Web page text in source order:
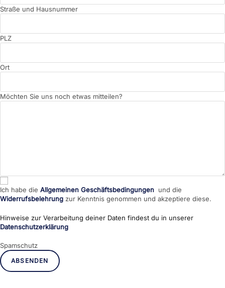
Straße und Hausnummer
PLZ
Ort
Möchten Sie uns noch etwas mitteilen?
Ich habe die Allgemeinen Geschäftsbedingungen und die
Widerrufsbelehrung zur Kenntnis genommen und akzeptiere diese.
Hinweise zur Verarbeitung deiner Daten findest du in unserer
Datenschutzerklärung
Spamschutz
ABSENDEN